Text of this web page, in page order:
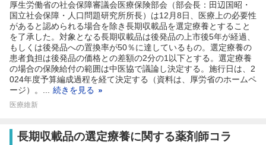
厚生労働省の社会保障審議会医療保険部会（部会長：田辺国昭・
国立社会保障・人口問題研究所所長）は12月8日、医療上の必要性
があると認められる場合を除き長期収載品を選定療養とすること
を了承した。対象となる長期収載品は後発品の上市後5年が経過、
もしくは後発品への置換率が50％に達しているもの。選定療養の
患者負担は後発品の価格との差額の2分の1以下とする。選定療養
の場合の保険給付の範囲は中医協で議論し決定する。施行日は、2
024年度予算編成過程を経て決定する（資料は、厚労省のホームペ
ージ）。... 続きを見る
医療維新
長期収載品の選定療養に関する薬剤師コラ